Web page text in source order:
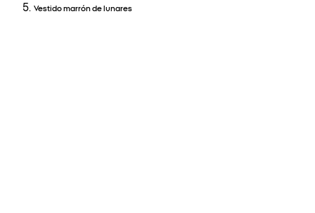
Vestido marrón de lunares